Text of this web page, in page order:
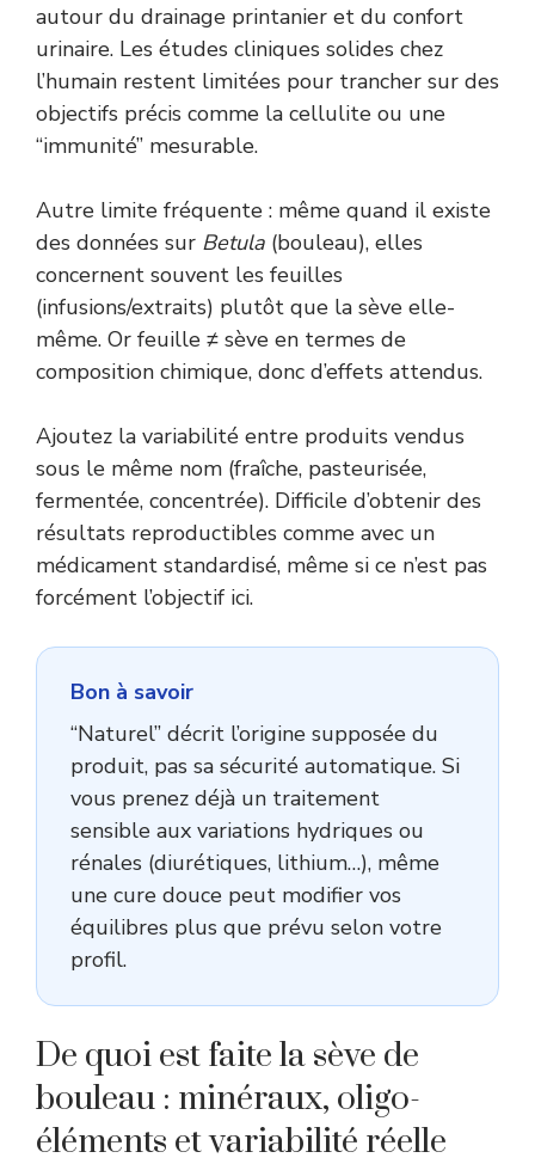
autour du drainage printanier et du confort
urinaire. Les études cliniques solides chez
l’humain restent limitées pour trancher sur des
objectifs précis comme la cellulite ou une
“immunité” mesurable.
Autre limite fréquente : même quand il existe
des données sur Betula (bouleau), elles
concernent souvent les feuilles
(infusions/extraits) plutôt que la sève elle-
même. Or feuille ≠ sève en termes de
composition chimique, donc d’effets attendus.
Ajoutez la variabilité entre produits vendus
sous le même nom (fraîche, pasteurisée,
fermentée, concentrée). Difficile d’obtenir des
résultats reproductibles comme avec un
médicament standardisé, même si ce n’est pas
forcément l’objectif ici.
Bon à savoir
“Naturel” décrit l’origine supposée du
produit, pas sa sécurité automatique. Si
vous prenez déjà un traitement
sensible aux variations hydriques ou
rénales (diurétiques, lithium…), même
une cure douce peut modifier vos
équilibres plus que prévu selon votre
profil.
De quoi est faite la sève de
bouleau : minéraux, oligo-
éléments et variabilité réelle